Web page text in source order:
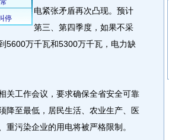
电紧张矛盾再次凸现。预计
第三、第四季度，如果不采
5600万千瓦和5300万千瓦，电力缺
工作会议，要求确保全省安全可靠
降至最低，居民生活、农业生产、医
污染企业的用电将被严格限制。